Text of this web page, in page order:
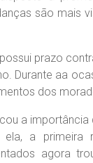
são mais
prazo
Durante aa
dos
a
ela, a primeira
agora